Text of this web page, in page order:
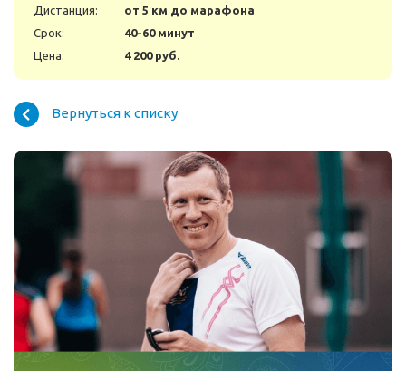
Дистанция:
от 5 км до марафона
Срок:
40-60 минут
Цена:
4 200 руб.
Вернуться к списку